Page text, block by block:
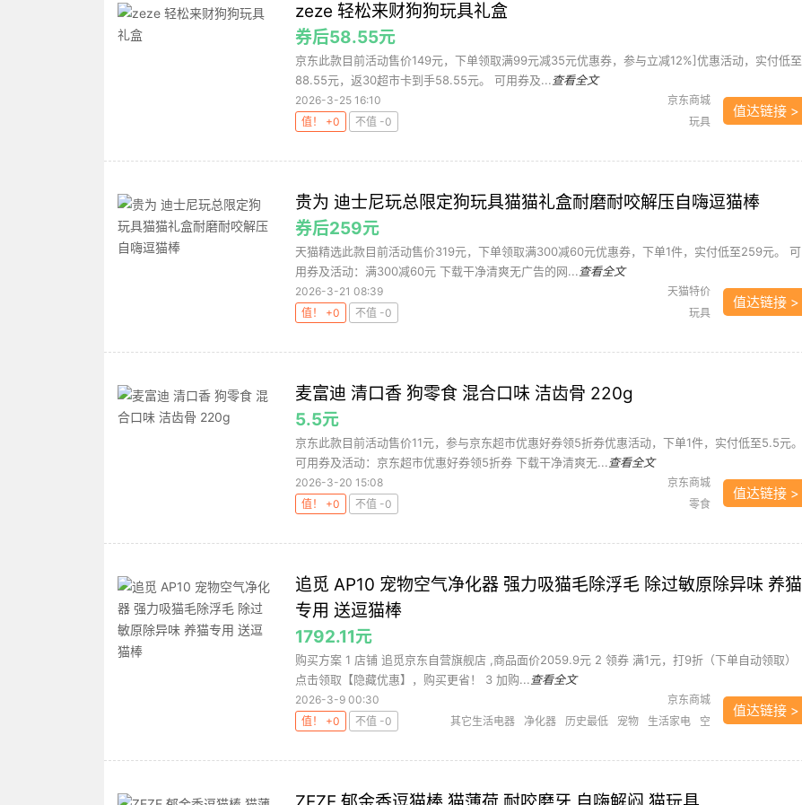
zeze 轻松来财狗狗玩具礼盒
券后58.55元
京东此款目前活动售价149元，下单领取满99元减35元优惠券，参与立减12%]优惠活动，实付低至
88.55元，返30超市卡到手58.55元。 可用券及... 查看全文
2026-3-25 16:10
京东商城
值！ +0
不值 -0 玩具
值达链接 >
贵为 迪士尼玩总限定狗玩具猫猫礼盒耐磨耐咬解压自嗨逗猫棒
券后259元
天猫精选此款目前活动售价319元，下单领取满300减60元优惠券，下单1件，实付低至259元。 可
用券及活动：满300减60元 下载干净清爽无广告的网... 查看全文
2026-3-21 08:39
天猫特价
值！ +0
不值 -0 玩具
值达链接 >
麦富迪 清口香 狗零食 混合口味 洁齿骨 220g
5.5元
京东此款目前活动售价11元，参与京东超市优惠好券领5折券优惠活动，下单1件，实付低至5.5元。
可用券及活动：京东超市优惠好券领5折券 下载干净清爽无... 查看全文
2026-3-20 15:08
京东商城
值！ +0
不值 -0 零食
值达链接 >
追觅 AP10 宠物空气净化器 强力吸猫毛除浮毛 除过敏原除异味 养猫
专用 送逗猫棒
1792.11元
购买方案 1 店铺 追觅京东自营旗舰店 ,商品面价2059.9元 2 领券 满1元，打9折（下单自动领取）
点击领取【隐藏优惠】，购买更省！ 3 加购... 查看全文
2026-3-9 00:30
京东商城
值！ +0
不值 -0 其它生活电器 净化器 历史最低 宠物 生活家电
空
值达链接 >